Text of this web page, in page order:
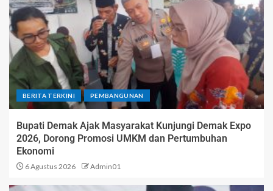
BERITA TERKINI PEMBANGUNAN
Bupati Demak Ajak Masyarakat Kunjungi Demak Expo
2026, Dorong Promosi UMKM dan Pertumbuhan
Ekonomi
6 Agustus 2026 Admin01